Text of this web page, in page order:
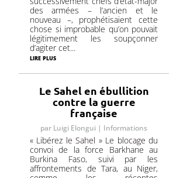
des armées – l’ancien et le
nouveau –, prophétisaient cette
chose si improbable qu’on pouvait
légitimement les soupçonner
d’agiter cet...
lire plus
Le Sahel en ébullition
contre la guerre
française
par Luigi Elongui | Informations
« Libérez le Sahel » Le blocage du
convoi de la force Barkhane au
Burkina Faso, suivi par les
affrontements de Tara, au Niger,